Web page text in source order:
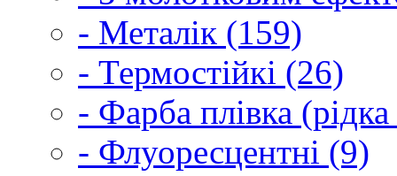
- Металік (159)
- Термостійкі (26)
- Фарба плівка
- Флуоресцентні (9)